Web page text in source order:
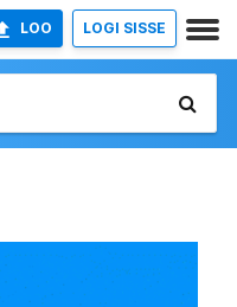
LOO LOGI SISSE